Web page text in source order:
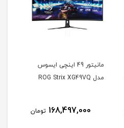
مانیتور 49 اینچی ایسوس
مدل ROG Strix XG49VQ
168,497,000 تومان